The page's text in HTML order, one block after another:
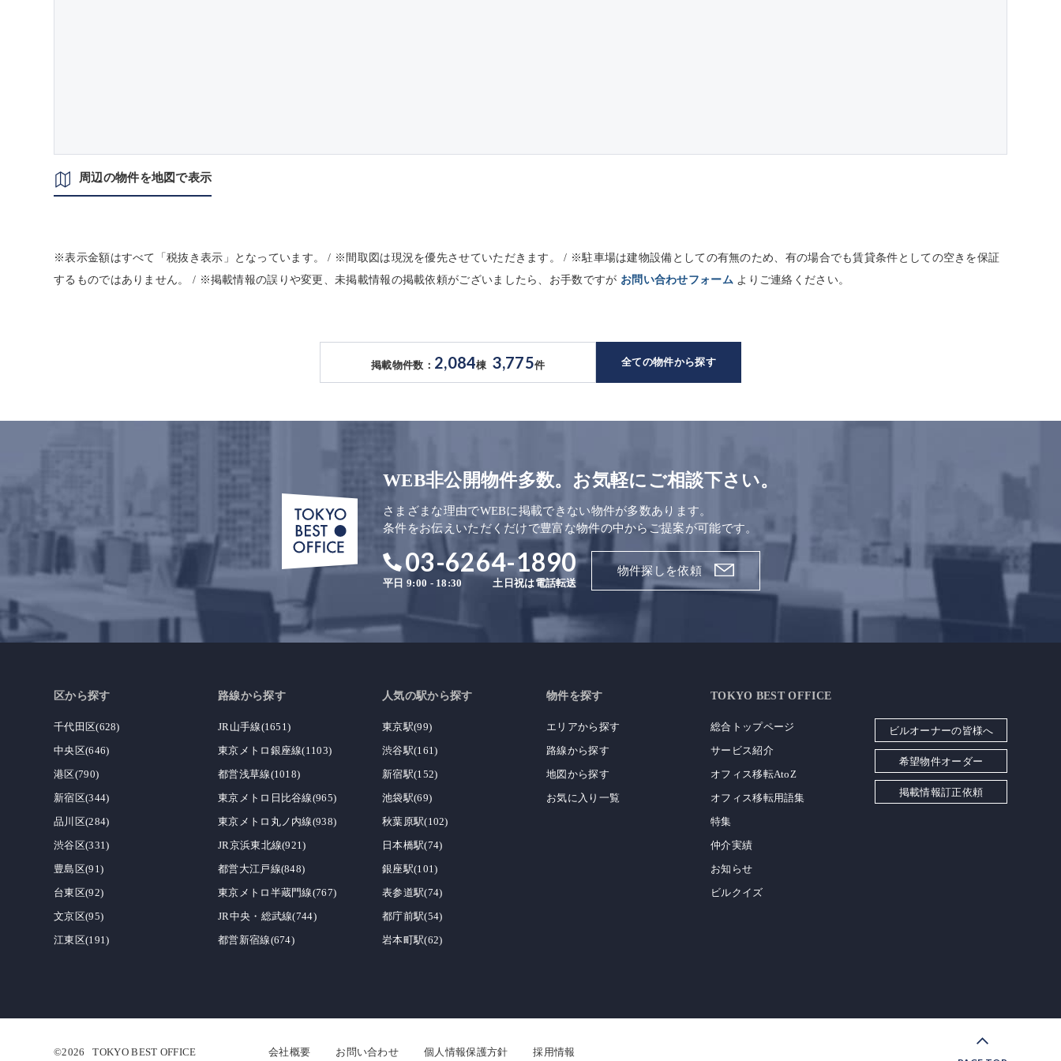
周辺の物件を地図で表示
※表示金額はすべて「税抜き表示」となっています。 / ※間取図は現況を優先させていただきます。 / ※駐車場は建物設備としての有無のため、有の場合でも賃貸条件としての空きを保証
するものではありません。 / ※掲載情報の誤りや変更、未掲載情報の掲載依頼がございましたら、お手数ですが お問い合わせフォーム よりご連絡ください。
掲載物件数： 2,084棟 3,775件 全ての物件から探す
WEB非公開物件多数。お気軽にご相談下さい。
さまざまな理由でWEBに掲載できない物件が多数あります。
条件をお伝えいただくだけで豊富な物件の中からご提案が可能です。
03-6264-1890
平日 9:00 - 18:30 土日祝は電話転送
物件探しを依頼
区から探す
千代田区(628)
中央区(646)
港区(790)
新宿区(344)
品川区(284)
渋谷区(331)
豊島区(91)
台東区(92)
文京区(95)
江東区(191)
路線から探す
JR山手線(1651)
東京メトロ銀座線(1103)
都営浅草線(1018)
東京メトロ日比谷線(965)
東京メトロ丸ノ内線(938)
JR京浜東北線(921)
都営大江戸線(848)
東京メトロ半蔵門線(767)
JR中央・総武線(744)
都営新宿線(674)
人気の駅から探す
東京駅(99)
渋谷駅(161)
新宿駅(152)
池袋駅(69)
秋葉原駅(102)
日本橋駅(74)
銀座駅(101)
表参道駅(74)
都庁前駅(54)
岩本町駅(62)
物件を探す
エリアから探す
路線から探す
地図から探す
お気に入り一覧
TOKYO BEST OFFICE
総合トップページ
サービス紹介
オフィス移転AtoZ
オフィス移転用語集
特集
仲介実績
お知らせ
ビルクイズ
ビルオーナーの皆様へ
希望物件オーダー
掲載情報訂正依頼
会社概要 お問い合わせ 個人情報保護方針 採用情報
©2026TOKYO BEST OFFICE